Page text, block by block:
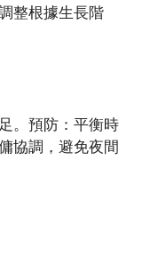
整根據生長階
。預防：平衡時
協調，避免夜間